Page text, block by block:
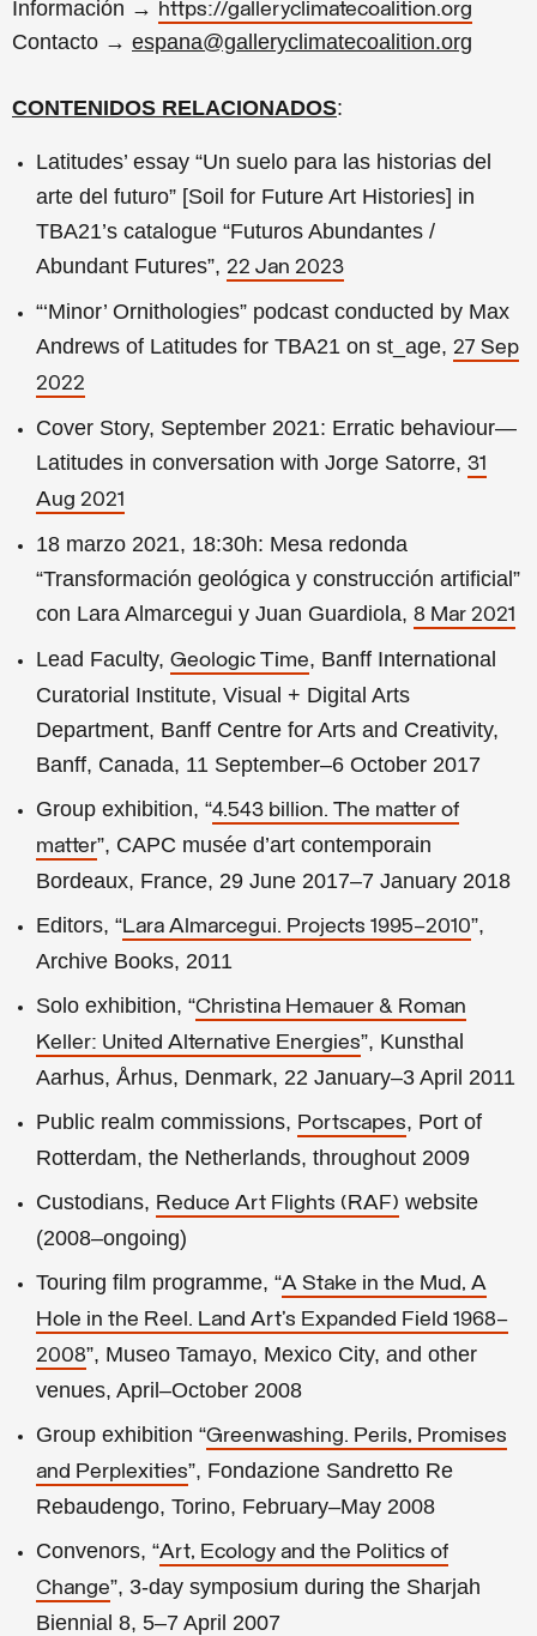
Información → https://galleryclimatecoalition.org
Contacto → espana@galleryclimatecoalition.org
CONTENIDOS RELACIONADOS:
Latitudes’ essay “Un suelo para las historias del
arte del futuro” [Soil for Future Art Histories] in
TBA21’s catalogue “Futuros Abundantes /
Abundant Futures”, 22 Jan 2023
“‘Minor’ Ornithologies” podcast conducted by Max
Andrews of Latitudes for TBA21 on st_age, 27 Sep
2022
Cover Story, September 2021: Erratic behaviour—
Latitudes in conversation with Jorge Satorre, 31
Aug 2021
18 marzo 2021, 18:30h: Mesa redonda
“Transformación geológica y construcción artificial”
con Lara Almarcegui y Juan Guardiola, 8 Mar 2021
Lead Faculty, Geologic Time, Banff International
Curatorial Institute, Visual + Digital Arts
Department, Banff Centre for Arts and Creativity,
Banff, Canada, 11 September–6 October 2017
Group exhibition, “4.543 billion. The matter of
matter”, CAPC musée d’art contemporain
Bordeaux, France, 29 June 2017–7 January 2018
Editors, “Lara Almarcegui. Projects 1995–2010”,
Archive Books, 2011
Solo exhibition, “Christina Hemauer & Roman
Keller: United Alternative Energies”, Kunsthal
Aarhus, Århus, Denmark, 22 January–3 April 2011
Public realm commissions, Portscapes, Port of
Rotterdam, the Netherlands, throughout 2009
Custodians, Reduce Art Flights (RAF) website
(2008–ongoing)
Touring film programme, “A Stake in the Mud, A
Hole in the Reel. Land Art’s Expanded Field 1968–
2008”, Museo Tamayo, Mexico City, and other
venues, April–October 2008
Group exhibition “Greenwashing. Perils, Promises
and Perplexities”, Fondazione Sandretto Re
Rebaudengo, Torino, February–May 2008
Convenors, “Art, Ecology and the Politics of
Change”, 3-day symposium during the Sharjah
Biennial 8, 5–7 April 2007